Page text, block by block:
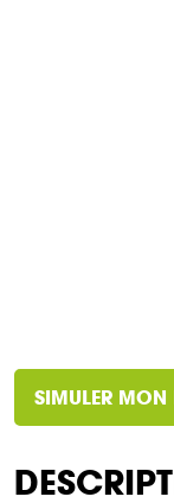
SIMULER MON